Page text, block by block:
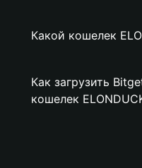
Какой кошелек
Как загрузить
кошелек